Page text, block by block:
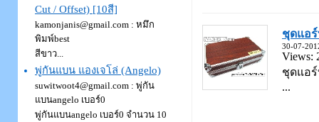
Cut / Offset) [10สี]
kamonjanis@gmail.com : หมึก
พิมพ์best
สีขาว...
พู่กันแบน แองเจโล่ (Angelo)
suwitwoot4@gmail.com : พู่กัน
แบนangelo เบอร์0
พู่กันแบนangelo เบอร์0 จำนวน 10
ชุดแอร์
30-07-
Views:
ชุดแอร์
...